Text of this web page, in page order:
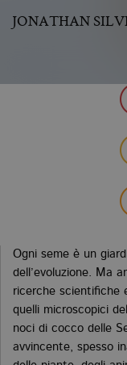
JONATHAN
Ogni seme è un
dell’evoluzione. Ma
ricerche scientifiche
quelli microscopici
noci di cocco delle
avvincente, spesso